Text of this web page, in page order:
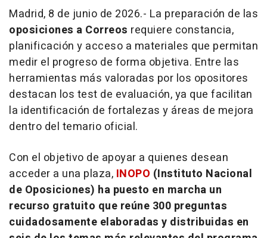
Madrid, 8 de junio de 2026.- La preparación de las
oposiciones a Correos requiere constancia,
planificación y acceso a materiales que permitan
medir el progreso de forma objetiva. Entre las
herramientas más valoradas por los opositores
destacan los test de evaluación, ya que facilitan
la identificación de fortalezas y áreas de mejora
dentro del temario oficial.
Con el objetivo de apoyar a quienes desean
acceder a una plaza, INOPO (Instituto Nacional
de Oposiciones) ha puesto en marcha un
recurso gratuito que reúne 300 preguntas
cuidadosamente elaboradas y distribuidas en